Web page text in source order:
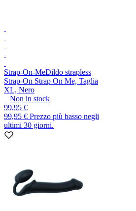
Strap-On-MeDildo strapless
Strap-On Strap On Me, Taglia
XL, Nero
Non in stock
99,95 €
99,95 € Prezzo più basso negli
ultimi 30 giorni.